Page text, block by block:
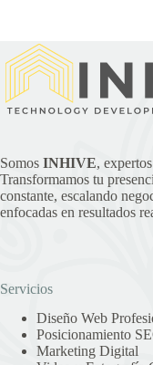
Somos INHIVE,
Transformamos tu
constante, escalando
enfocadas en resultados
Servicios
Diseño Web
Posicionamiento
Marketing Digital